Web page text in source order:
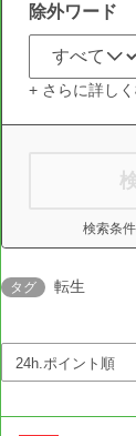
除外ワード
+ さらに詳し
検索条
タグ 転生